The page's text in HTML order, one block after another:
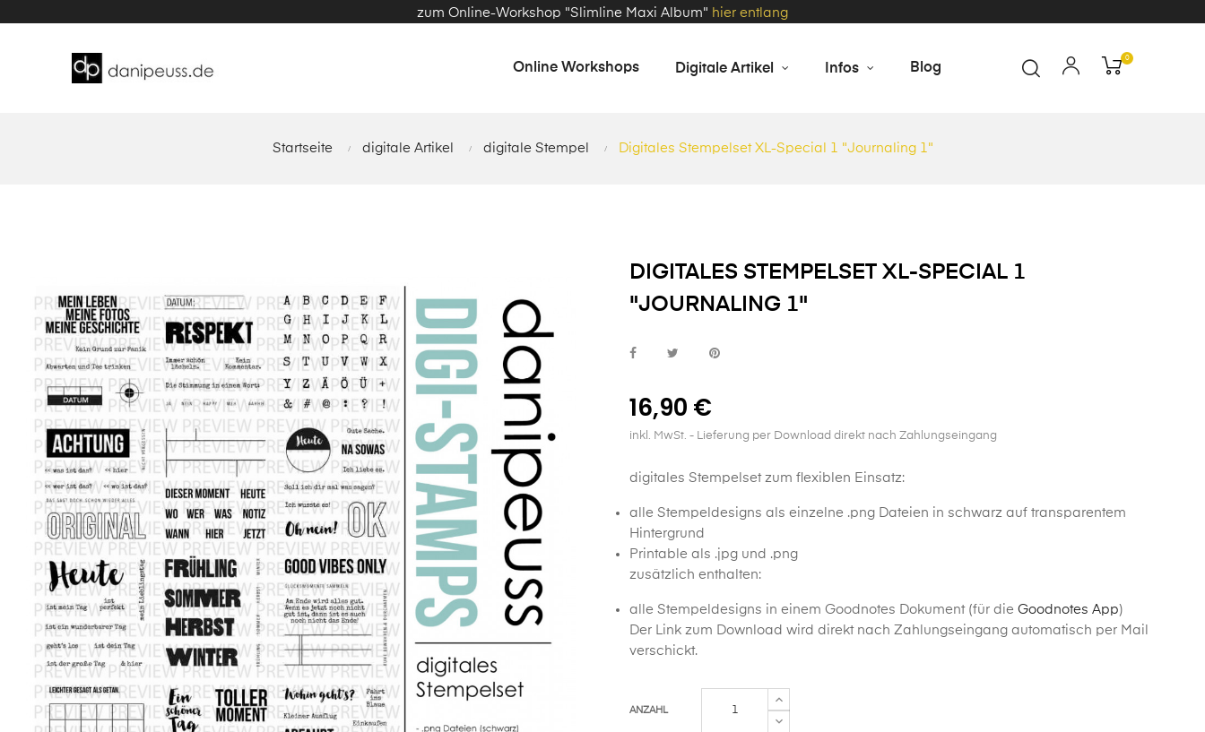
zum Online-Workshop "Slimline Maxi Album" hier entlang
Online Workshops Digitale Artikel Infos Blog
0
Startseite digitale Artikel digitale Stempel Digitales Stempelset XL-Special 1 "Journaling 1"
DIGITALES STEMPELSET XL-SPECIAL 1
"JOURNALING 1"
16,90 €
inkl. MwSt. - Lieferung per Download direkt nach Zahlungseingang
digitales Stempelset zum flexiblen Einsatz:
alle Stempeldesigns als einzelne .png Dateien in schwarz auf transparentem
Hintergrund
Printable als .jpg und .png
zusätzlich enthalten:
alle Stempeldesigns in einem Goodnotes Dokument (für die Goodnotes App)
Der Link zum Download wird direkt nach Zahlungseingang automatisch per Mail
verschickt.
ANZAHL